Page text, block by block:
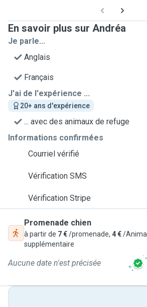
En savoir plus sur Andréa
Je parle...
Anglais
Français
J'ai de l'expérience ...
20+ ans d'expérience
... avec des animaux de refuge
Informations confirmées
Courriel vérifié
Vérification SMS
Vérification Stripe
Promenade chien
à partir de 7 €/promenade, 4 €/Animal
supplémentaire
Aucune date n'est précisée